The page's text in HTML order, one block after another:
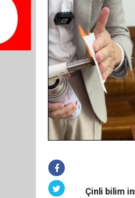
Çinli bilim